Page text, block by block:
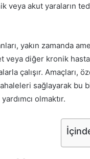
veya akut yaraların
yakın zamanda
veya diğer kronik
çalışır. Amaçları,
sağlayarak bu
olmaktır.